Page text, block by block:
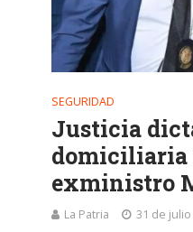
SEGURIDAD
Justicia
domiciliaria
exministro
La Patria 31 de